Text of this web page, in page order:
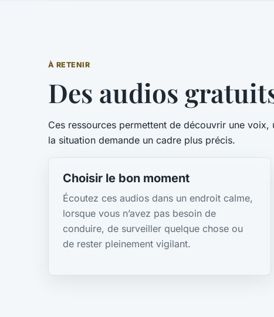
À RETENIR
Des audios
Ces ressources permettent de découvrir une voix,
la situation demande un cadre plus précis.
Choisir le bon moment
Écoutez ces audios dans un endroit calme,
lorsque vous n’avez pas besoin de
conduire, de surveiller quelque chose ou
de rester pleinement vigilant.